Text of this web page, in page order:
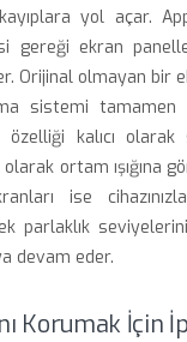
yol açar.
gereği ekran
Orijinal olmayan bir
sistemi tamamen
özelliği kalıcı
ortam ışığına
ise
parlaklık
devam eder.
Korumak İçin